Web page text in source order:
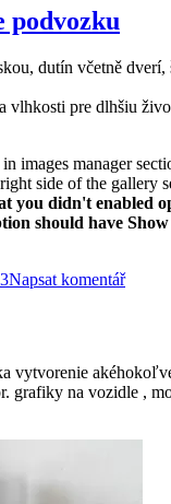
podvozku
dutín včetně dverí,
vlhkosti pre dlhšiu
in images manager
side of the gallery
you didn't enabled
should have
Napsat komentářpro
vytvorenie
grafiky na vozidle ,